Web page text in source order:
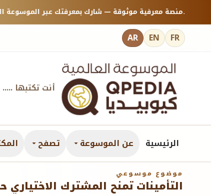
منصة معرفية موثوقة — شارك بمعرفتك عبر الموسوعة العالمية كيوبيديا.
AR EN FR
أنت تكتبها .....
الرئيسية عن الموسوعة تصفح
موضوع موسوعي
التأمينات تمنح المشترك